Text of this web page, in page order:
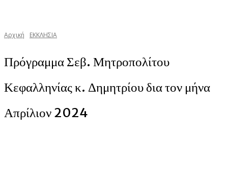
Αρχική ΕΚΚΛΗΣΙΑ
Πρόγραμμα Σεβ. Μητροπολίτου
Κεφαλληνίας κ. Δημητρίου δια τον μήνα
Απρίλιον 2024